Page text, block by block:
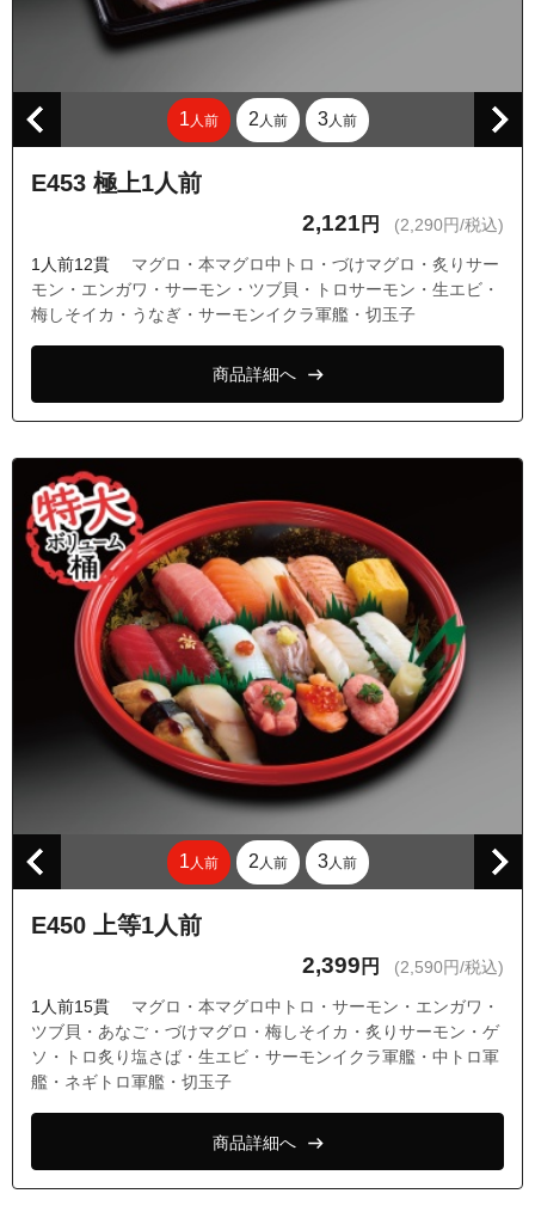
1人前 2 人前 3人前
E453 極上1人前
2,121 円 (2,290円/税込)
1人前12貫
マグロ・本マグロ中トロ・づけマグロ・炙りサー
モン・エンガワ・サーモン・ツブ貝・トロサーモン・生エビ・
梅しそイカ・うなぎ・サーモンイクラ軍艦・切玉子
商品詳細へ
1人前 2 人前 3人前
E450 上等1人前
2,399 円 (2,590円/税込)
1人前15貫
マグロ・本マグロ中トロ・サーモン・エンガワ・
ツブ貝・あなご・づけマグロ・梅しそイカ・炙りサーモン・ゲ
ソ・トロ炙り塩さば・生エビ・サーモンイクラ軍艦・中トロ軍
艦・ネギトロ軍艦・切玉子
商品詳細へ